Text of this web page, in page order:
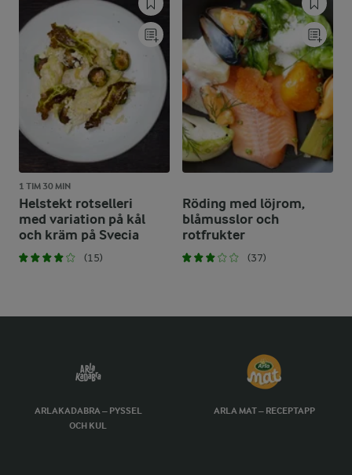
1 TIM 30 MIN
Helstekt rotselleri
med variation på kål
och kräm på Svecia
(15)
Röding med löjrom,
blåmusslor och
rotfrukter
(37)
ARLAKADABRA – PYSSEL
OCH KUL
ARLA MAT – RECEPTAPP